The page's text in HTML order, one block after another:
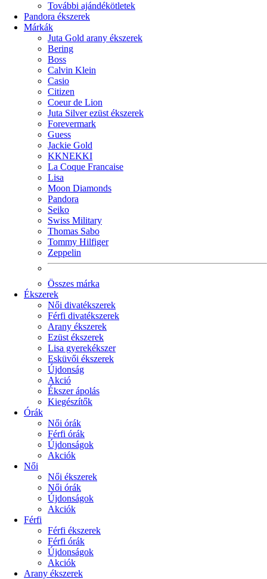
További ajándékötletek
Pandora ékszerek
Márkák
Juta Gold arany ékszerek
Bering
Boss
Calvin Klein
Casio
Citizen
Coeur de Lion
Juta Silver ezüst ékszerek
Forevermark
Guess
Jackie Gold
KKNEKKI
La Coque Francaise
Lisa
Moon Diamonds
Pandora
Seiko
Swiss Military
Thomas Sabo
Tommy Hilfiger
Zeppelin
Összes márka
Ékszerek
Női divatékszerek
Férfi divatékszerek
Arany ékszerek
Ezüst ékszerek
Lisa gyerekékszer
Esküvői ékszerek
Újdonság
Akció
Ékszer ápolás
Kiegészítők
Órák
Női órák
Férfi órák
Újdonságok
Akciók
Női
Női ékszerek
Női órák
Újdonságok
Akciók
Férfi
Férfi ékszerek
Férfi órák
Újdonságok
Akciók
Arany ékszerek